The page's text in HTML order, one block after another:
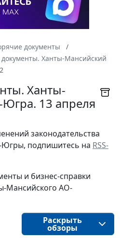
документы
документы. Ханты-Мансийский
Ханты-
13 апреля
законодательства
подпишитесь на RSS-
и бизнес-справки
Мансийского АО-
Раскрыть
обзоры